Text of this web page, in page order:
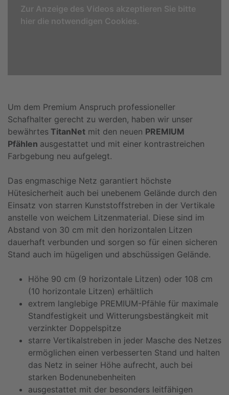
Zur Anzeige des Videos akzeptieren Sie bitte
hier die notwendigen Cookies.
Um dem Premium Anspruch professioneller
Schafhalter gerecht zu werden, haben wir unser
bewährtes TitanNet mit den neuen PREMIUM
Pfählen ausgestattet und mit einer kontrastreichen
Farbgebung neu aufgelegt.
Das engmaschige Netz garantiert höchste
Hütesicherheit auch bei unebenem Gelände durch den
Einsatz von starren Kunststoffstreben in der Vertikale
anstelle von weichem Litzenmaterial. Diese sind im
Abstand von 30 cm mit den horizontalen Litzen
dauerhaft verbunden und sorgen so für einen sicheren
Stand auch im hügeligen und abschüssigen Gelände.
Höhe 90 cm (9 horizontale Litzen) oder 108 cm
(10 horizontale Litzen) erhältlich
extrem langlebige PREMIUM-Pfähle für maximale
Standfestigkeit und Witterungsbestängkeit mit
verzinkter Doppelspitze
starre Vertikalstreben in jeder Masche des Netzes
ermöglichen einen verbesserten Stand und halten
das Netz in seiner Höhe aufrecht, auch bei
starken Bodenunebenheiten
ausgestattet mit der besonders leitfähigen